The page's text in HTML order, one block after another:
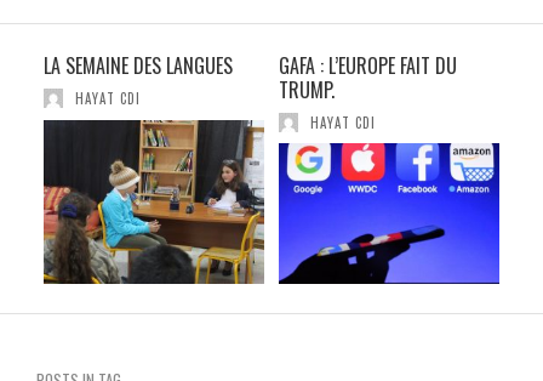
LA SEMAINE DES LANGUES
HAYAT CDI
GAFA : L’EUROPE FAIT DU
TRUMP.
HAYAT CDI